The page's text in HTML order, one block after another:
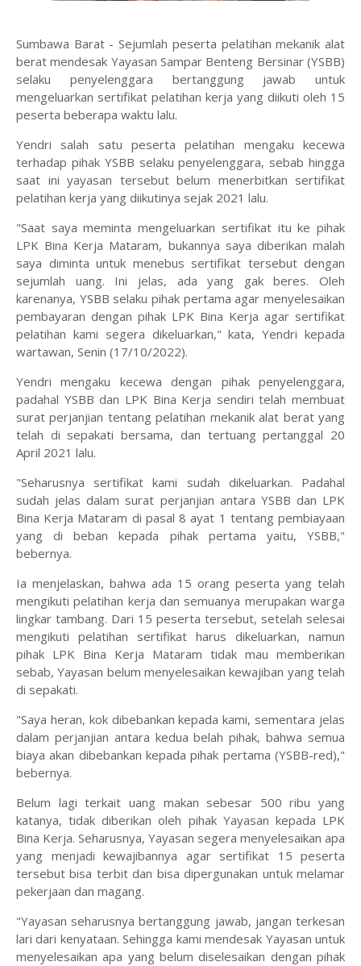
Sumbawa Barat - Sejumlah peserta pelatihan mekanik alat
berat mendesak Yayasan Sampar Benteng Bersinar (YSBB)
selaku penyelenggara bertanggung jawab untuk
mengeluarkan sertifikat pelatihan kerja yang diikuti oleh 15
peserta beberapa waktu lalu.
Yendri salah satu peserta pelatihan mengaku kecewa
terhadap pihak YSBB selaku penyelenggara, sebab hingga
saat ini yayasan tersebut belum menerbitkan sertifikat
pelatihan kerja yang diikutinya sejak 2021 lalu.
"Saat saya meminta mengeluarkan sertifikat itu ke pihak
LPK Bina Kerja Mataram, bukannya saya diberikan malah
saya diminta untuk menebus sertifikat tersebut dengan
sejumlah uang. Ini jelas, ada yang gak beres. Oleh
karenanya, YSBB selaku pihak pertama agar menyelesaikan
pembayaran dengan pihak LPK Bina Kerja agar sertifikat
pelatihan kami segera dikeluarkan," kata, Yendri kepada
wartawan, Senin (17/10/2022).
Yendri mengaku kecewa dengan pihak penyelenggara,
padahal YSBB dan LPK Bina Kerja sendiri telah membuat
surat perjanjian tentang pelatihan mekanik alat berat yang
telah di sepakati bersama, dan tertuang pertanggal 20
April 2021 lalu.
"Seharusnya sertifikat kami sudah dikeluarkan. Padahal
sudah jelas dalam surat perjanjian antara YSBB dan LPK
Bina Kerja Mataram di pasal 8 ayat 1 tentang pembiayaan
yang di beban kepada pihak pertama yaitu, YSBB,"
bebernya.
Ia menjelaskan, bahwa ada 15 orang peserta yang telah
mengikuti pelatihan kerja dan semuanya merupakan warga
lingkar tambang. Dari 15 peserta tersebut, setelah selesai
mengikuti pelatihan sertifikat harus dikeluarkan, namun
pihak LPK Bina Kerja Mataram tidak mau memberikan
sebab, Yayasan belum menyelesaikan kewajiban yang telah
di sepakati.
"Saya heran, kok dibebankan kepada kami, sementara jelas
dalam perjanjian antara kedua belah pihak, bahwa semua
biaya akan dibebankan kepada pihak pertama (YSBB-red),"
bebernya.
Belum lagi terkait uang makan sebesar 500 ribu yang
katanya, tidak diberikan oleh pihak Yayasan kepada LPK
Bina Kerja. Seharusnya, Yayasan segera menyelesaikan apa
yang menjadi kewajibannya agar sertifikat 15 peserta
tersebut bisa terbit dan bisa dipergunakan untuk melamar
pekerjaan dan magang.
"Yayasan seharusnya bertanggung jawab, jangan terkesan
lari dari kenyataan. Sehingga kami mendesak Yayasan untuk
menyelesaikan apa yang belum diselesaikan dengan pihak